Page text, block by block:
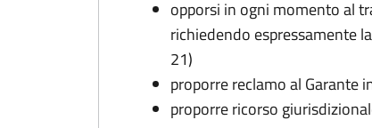
opporsi in ogni momento al
richiedendo espressamente
21)
proporre reclamo al Garante
proporre ricorso